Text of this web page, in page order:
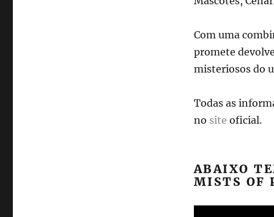
Com uma
promete
misteriosos do
Todas as
no site oficial.
ABAIXO
MISTS OF